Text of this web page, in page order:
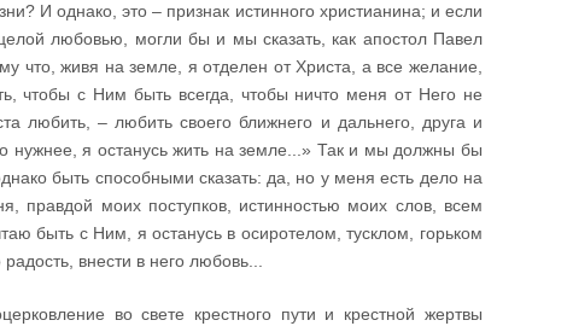
И однако, это – признак истинного христианина; и если
любовью, могли бы и мы сказать, как апостол Павел
что, живя на земле, я отделен от Христа, а все желание,
чтобы с Ним быть всегда, чтобы ничто меня от Него не
любить, – любить своего ближнего и дальнего, друга и
нужнее, я останусь жить на земле...» Так и мы должны бы
быть способными сказать: да, но у меня есть дело на
правдой моих поступков, истинностью моих слов, всем
быть с Ним, я останусь в осиротелом, тусклом, горьком
внести в него любовь...
во свете крестного пути и крестной жертвы